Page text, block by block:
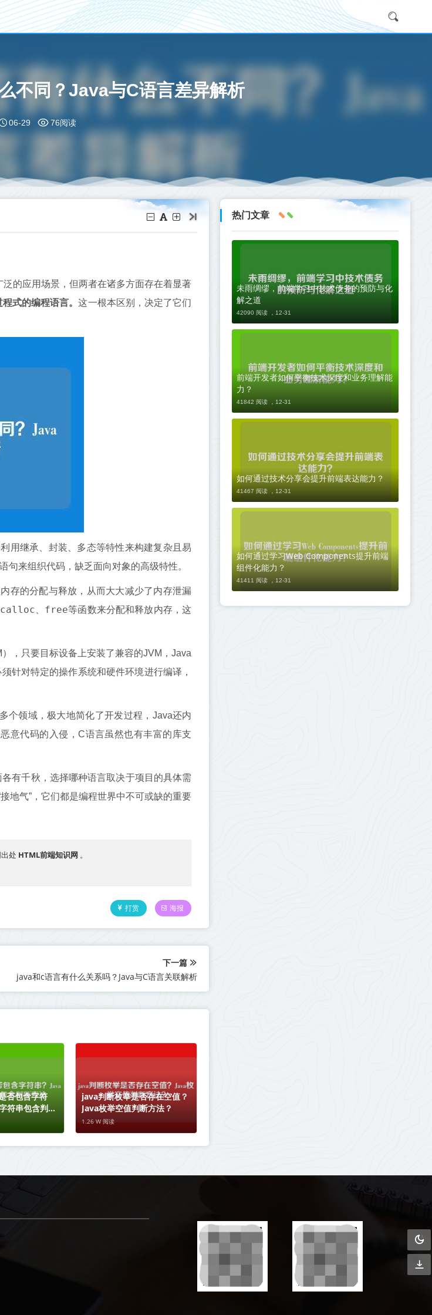
不同？Java与C语言差异解析
06-29 76阅读
的应用场景，但两者在诸多方面存在着显著
式的编程语言。这一根本区别，决定了它们
用继承、封装、多态等特性来构建复杂且易
来组织代码，缺乏面向对象的高级特性。
存的分配与释放，从而大大减少了内存泄漏
calloc free等函数来分配和释放内存，这
，只要目标设备上安装了兼容的JVM，Java
针对特定的操作系统和硬件环境进行编译，
个领域，极大地简化了开发过程，Java还内
意代码的入侵，C语言虽然也有丰富的库支
有千秋，选择哪种语言取决于项目的具体需
地气”，它们都是编程世界中不可或缺的重要
处 HTML前端知识网 。
打赏 海报
下一篇
java和c语言有什么关系吗？Java与C语言关联解析
否包含字符
符串包含判断
java判断枚举是否存在空值？
Java枚举空值判断方法？
1.26 W 阅读
热门文章
未雨绸缪，前端学习中技术债务的预防与化
解之道
42090 阅读 ， 12-31
前端开发者如何平衡技术深度和业务理解能
力？
41842 阅读 ， 12-31
如何通过技术分享会提升前端表达能力？
41467 阅读 ， 12-31
如何通过学习Web Components提升前端
组件化能力？
41411 阅读 ， 12-31